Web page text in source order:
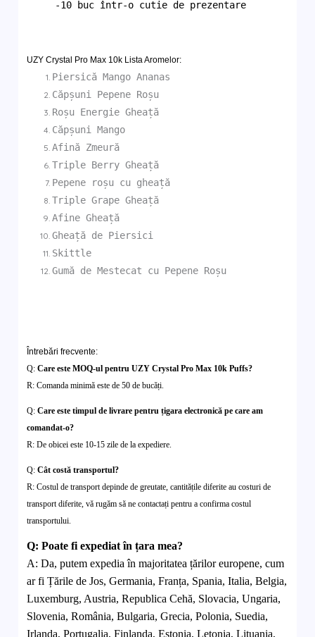
-10 buc într-o cutie de prezentare
UZY Crystal Pro Max 10k Lista Aromelor:
Piersică Mango Ananas
Căpșuni Pepene Roșu
Roșu Energie Gheață
Căpșuni Mango
Afină Zmeură
Triple Berry Gheață
Pepene roșu cu gheață
Triple Grape Gheață
Afine Gheață
Gheață de Piersici
Skittle
Gumă de Mestecat cu Pepene Roșu
Întrebări frecvente:
Q:Care este MOQ-ul pentru UZY Crystal Pro Max 10k Puffs?
R: Comanda minimă este de 50 de bucăți.
Q:Care este timpul de livrare pentru țigara electronică pe care am
comandat-o?
R: De obicei este 10-15 zile de la expediere.
Q:Cât costă transportul?
R: Costul de transport depinde de greutate, cantitățile diferite au costuri de
transport diferite, vă rugăm să ne contactați pentru a confirma costul
transportului.
Q:Poate fi expediat în țara mea?
A:Da, putem expedia în majoritatea țărilor europene, cum
ar fi Țările de Jos, Germania, Franța, Spania, Italia, Belgia,
Luxemburg, Austria, Republica Cehă, Slovacia, Ungaria,
Slovenia, România, Bulgaria, Grecia, Polonia, Suedia,
Irlanda, Portugalia, Finlanda, Estonia, Letonia, Lituania,